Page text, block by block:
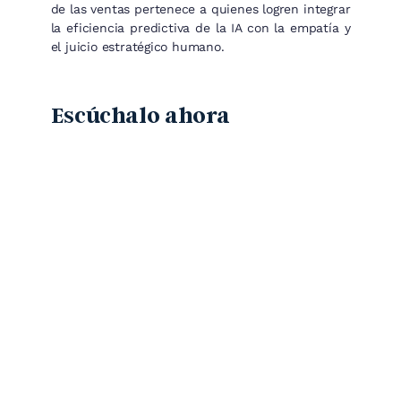
de las ventas pertenece a quienes logren integrar
la eficiencia predictiva de la IA con la empatía y
el juicio estratégico humano.
Escúchalo ahora